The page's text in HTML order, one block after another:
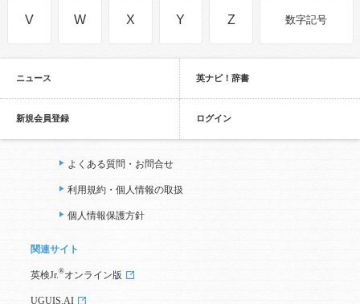
V W X Y Z 数字記号
ニュース 英ナビ！辞書
新規会員登録 ログイン
よくある質問・お問合せ
利用規約・個人情報の取扱
個人情報保護方針
関連サイト
英検Jr. ®オンライン版
UGUIS.AI